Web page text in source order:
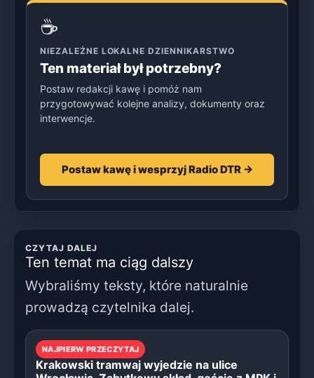
☕
NIEZALEŻNE LOKALNE DZIENNIKARSTWO
Ten materiał był potrzebny?
Postaw redakcji kawę i pomóż nam
przygotowywać kolejne analizy, dokumenty oraz
interwencje.
Postaw kawę i wesprzyj Radio DTR →
CZYTAJ DALEJ
Ten temat ma ciąg dalszy
Wybraliśmy teksty, które naturalnie
prowadzą czytelnika dalej.
NAJPIERW PRZECZYTAJ
Krakowski tramwaj wyjedzie na ulice